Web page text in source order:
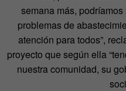
semana más,
problemas de
atención para todos”,
proyecto que según ella
nuestra comunidad, su